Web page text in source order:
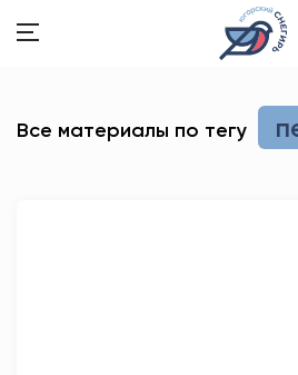
ЗДОРОВЬЕ
Все материалы по тегу